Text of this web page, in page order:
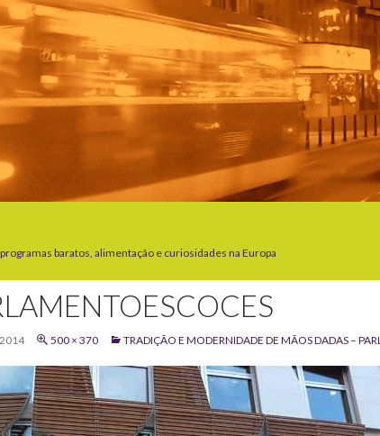
baratos, alimentação e curiosidades na Europa
500 × 370 TRADIÇÃO E MODERNIDADE DE MÃOS DADAS –